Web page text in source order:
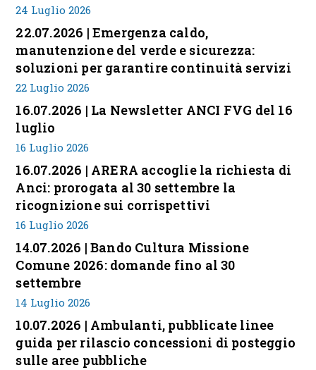
24 Luglio 2026
22.07.2026 | Emergenza caldo,
manutenzione del verde e sicurezza:
soluzioni per garantire continuità servizi
22 Luglio 2026
16.07.2026 | La Newsletter ANCI FVG del 16
luglio
16 Luglio 2026
16.07.2026 | ARERA accoglie la richiesta di
Anci: prorogata al 30 settembre la
ricognizione sui corrispettivi
16 Luglio 2026
14.07.2026 | Bando Cultura Missione
Comune 2026: domande fino al 30
settembre
14 Luglio 2026
10.07.2026 | Ambulanti, pubblicate linee
guida per rilascio concessioni di posteggio
sulle aree pubbliche